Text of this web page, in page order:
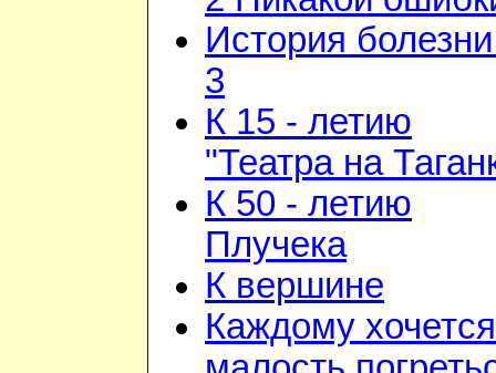
История
3
К 15 - летию
"Театра на
К 50 - летию
Плучека
К вершине
Каждому хочется